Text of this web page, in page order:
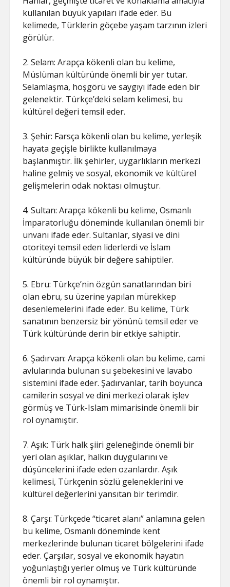
kullanılan büyük yapıları ifade eder. Bu
kelimede, Türklerin göçebe yaşam tarzının izleri
görülür.
2. Selam: Arapça kökenli olan bu kelime,
Müslüman kültüründe önemli bir yer tutar.
Selamlaşma, hoşgörü ve saygıyı ifade eden bir
gelenektir. Türkçe’deki selam kelimesi, bu
kültürel değeri temsil eder.
3. Şehir: Farsça kökenli olan bu kelime, yerleşik
hayata geçişle birlikte kullanılmaya
başlanmıştır. İlk şehirler, uygarlıkların merkezi
haline gelmiş ve sosyal, ekonomik ve kültürel
gelişmelerin odak noktası olmuştur.
4. Sultan: Arapça kökenli bu kelime, Osmanlı
İmparatorluğu döneminde kullanılan önemli bir
unvanı ifade eder. Sultanlar, siyasi ve dini
otoriteyi temsil eden liderlerdi ve İslam
kültüründe büyük bir değere sahiptiler.
5. Ebru: Türkçe’nin özgün sanatlarından biri
olan ebru, su üzerine yapılan mürekkep
desenlemelerini ifade eder. Bu kelime, Türk
sanatının benzersiz bir yönünü temsil eder ve
Türk kültüründe derin bir etkiye sahiptir.
6. Şadırvan: Arapça kökenli olan bu kelime, cami
avlularında bulunan su şebekesini ve lavabo
sistemini ifade eder. Şadırvanlar, tarih boyunca
camilerin sosyal ve dini merkezi olarak işlev
görmüş ve Türk-Islam mimarisinde önemli bir
rol oynamıştır.
7. Aşık: Türk halk şiiri geleneğinde önemli bir
yeri olan aşıklar, halkın duygularını ve
düşüncelerini ifade eden ozanlardır. Aşık
kelimesi, Türkçenin sözlü geleneklerini ve
kültürel değerlerini yansıtan bir terimdir.
8. Çarşı: Türkçede “ticaret alanı” anlamına gelen
bu kelime, Osmanlı döneminde kent
merkezlerinde bulunan ticaret bölgelerini ifade
eder. Çarşılar, sosyal ve ekonomik hayatın
yoğunlaştığı yerler olmuş ve Türk kültüründe
önemli bir rol oynamıştır.